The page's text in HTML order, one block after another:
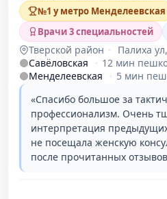
№1 у метро Менделеевская
Врачи 3 специальностей
Тверской район ·
Палиха
Савёловская
· 12 мин
Менделеевская
· 5 мин
«Спасибо большое за
профессионализм. Очень
интерпретация
не посещала женскую
после прочитанных